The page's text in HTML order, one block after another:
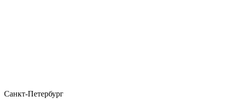
Санкт-Петербург